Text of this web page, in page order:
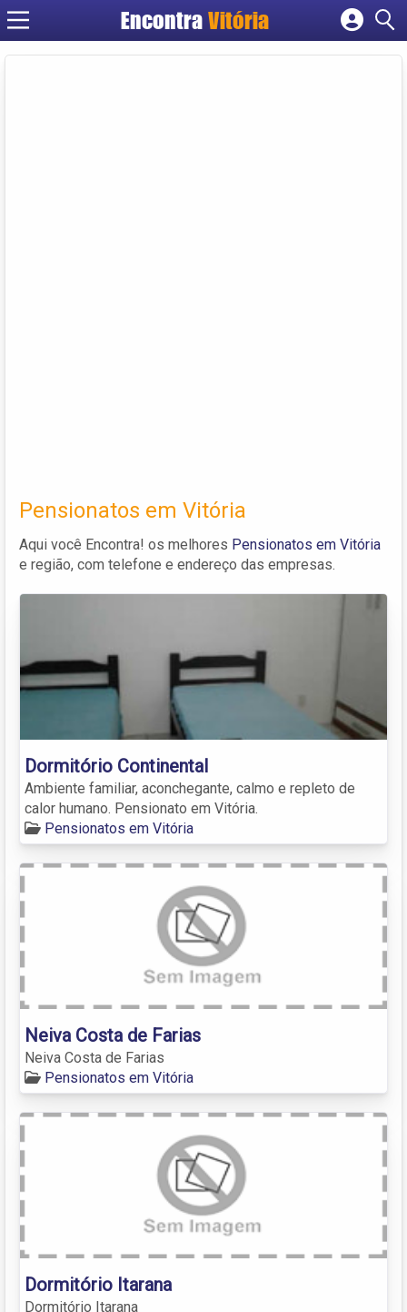
Encontra Vitória
Cadastrar empresa
Pensionatos em Vitória
Aqui você Encontra! os melhores Pensionatos em Vitória
e região, com telefone e endereço das empresas.
Dormitório Continental
Ambiente familiar, aconchegante, calmo e repleto de
calor humano. Pensionato em Vitória.
Pensionatos em Vitória
Neiva Costa de Farias
Neiva Costa de Farias
Pensionatos em Vitória
Dormitório Itarana
Dormitório Itarana